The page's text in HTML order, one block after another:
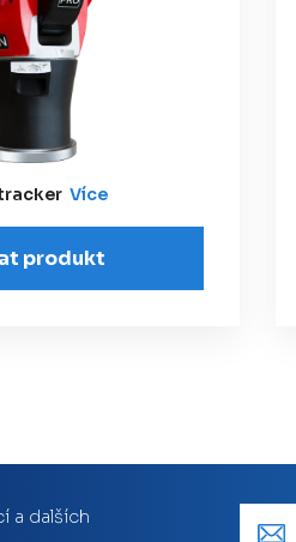
Více
produkt
a dalších